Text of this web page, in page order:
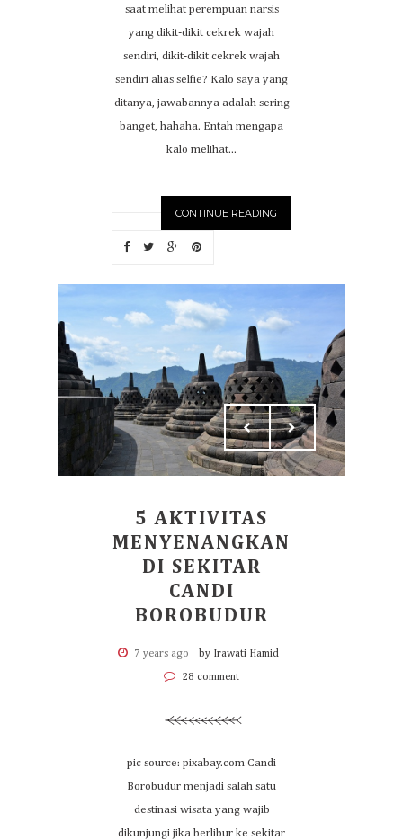
saat melihat perempuan narsis
yang dikit-dikit cekrek wajah
sendiri, dikit-dikit cekrek wajah
sendiri alias selfie? Kalo saya yang
ditanya, jawabannya adalah sering
banget, hahaha. Entah mengapa
kalo melihat...
CONTINUE READING
5 AKTIVITAS
MENYENANGKAN
DI SEKITAR
CANDI
BOROBUDUR
7 years ago by Irawati Hamid
28 comment
pic source: pixabay.com Candi
Borobudur menjadi salah satu
destinasi wisata yang wajib
dikunjungi jika berlibur ke sekitar